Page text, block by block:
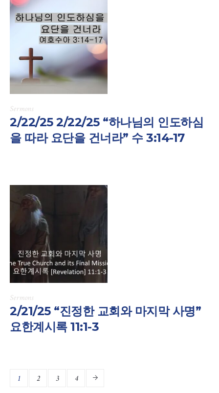
Sermons
2/22/25 2/22/25 “하나님의 인도하심
을 따라 요단을 건너라” 수 3:14-17
Sermons
2/21/25 “진정한 교회와 마지막 사명”
요한계시록 11:1-3
1 2 3 4